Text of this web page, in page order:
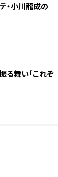
・小川龍成の
る舞い「これぞ